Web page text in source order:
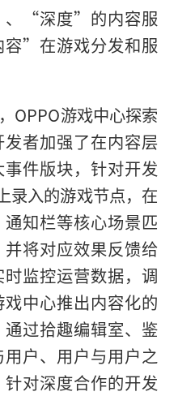
“深度”的内容服
”在游戏分发和服
OPPO游戏中心探索
者加强了在内容层
件版块，针对开发
录入的游戏节点，在
知栏等核心场景匹
将对应效果反馈给
监控运营数据，调
中心推出内容化的
过拾趣编辑室、鉴
户、用户与用户之
对深度合作的开发